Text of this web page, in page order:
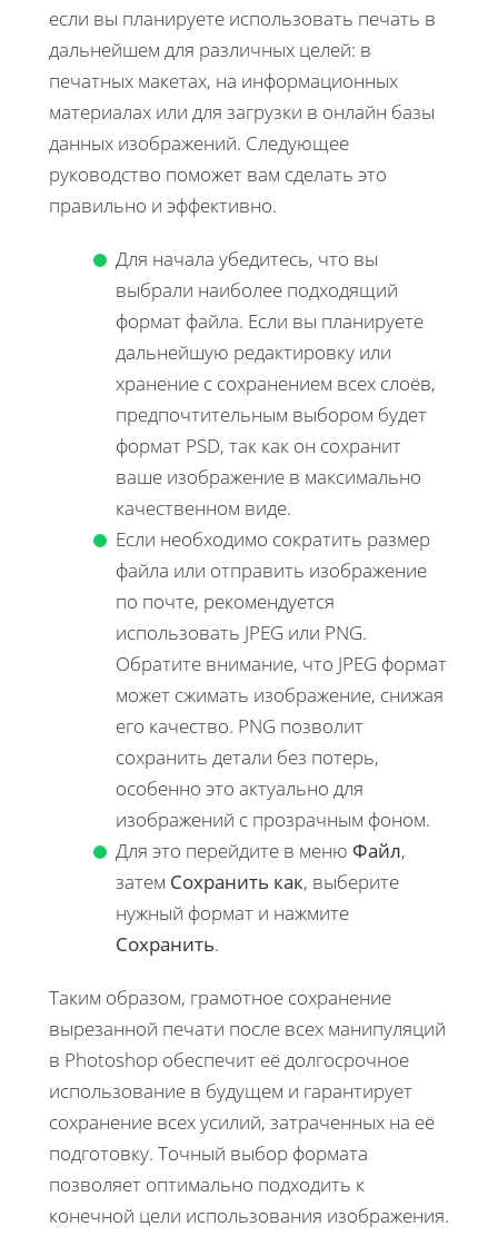
если вы планируете использовать печать в
дальнейшем для различных целей: в
печатных макетах, на информационных
материалах или для загрузки в онлайн базы
данных изображений. Следующее
руководство поможет вам сделать это
правильно и эффективно.
Для начала убедитесь, что вы
выбрали наиболее подходящий
формат файла. Если вы планируете
дальнейшую редактировку или
хранение с сохранением всех слоёв,
предпочтительным выбором будет
формат PSD, так как он сохранит
ваше изображение в максимально
качественном виде.
Если необходимо сократить размер
файла или отправить изображение
по почте, рекомендуется
использовать JPEG или PNG.
Обратите внимание, что JPEG формат
может сжимать изображение, снижая
его качество. PNG позволит
сохранить детали без потерь,
особенно это актуально для
изображений с прозрачным фоном.
Для это перейдите в меню Файл,
затем Сохранить как, выберите
нужный формат и нажмите
Сохранить.
Таким образом, грамотное сохранение
вырезанной печати после всех манипуляций
в Photoshop обеспечит её долгосрочное
использование в будущем и гарантирует
сохранение всех усилий, затраченных на её
подготовку. Точный выбор формата
позволяет оптимально подходить к
конечной цели использования изображения.